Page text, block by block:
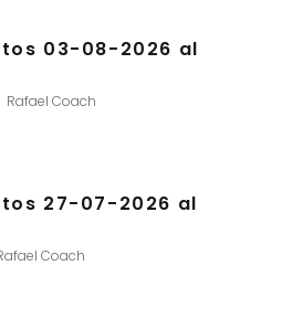
03-08-2026 al
Rafael Coach
27-07-2026 al
Coach